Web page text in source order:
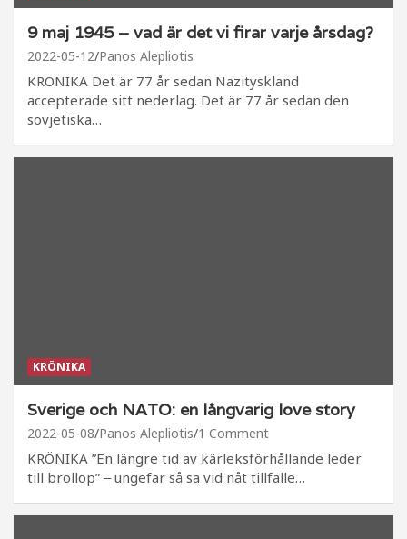
9 maj 1945 – vad är det vi firar varje årsdag?
2022-05-12 Panos Alepliotis
KRÖNIKA Det är 77 år sedan Nazityskland
accepterade sitt nederlag. Det är 77 år sedan den
sovjetiska…
KRÖNIKA
Sverige och NATO: en långvarig love story
2022-05-08 Panos Alepliotis 1 Comment
KRÖNIKA ”En längre tid av kärleksförhållande leder
till bröllop” ‒ ungefär så sa vid nåt tillfälle…